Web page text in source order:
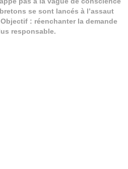
se sont lancés à l’assaut
: réenchanter la demande
responsable.